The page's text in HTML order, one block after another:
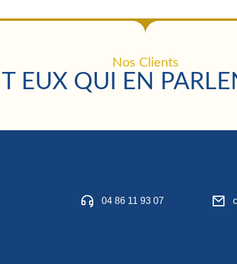
Nos Clients
EUX QUI EN
04 86 11 93 07